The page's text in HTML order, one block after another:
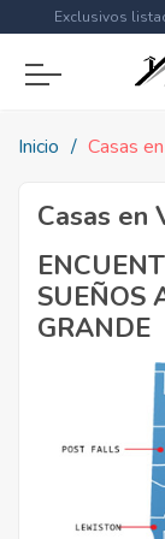
Exclusivos
Inicio Casas
Casas en
SUEÑOS
GRANDE